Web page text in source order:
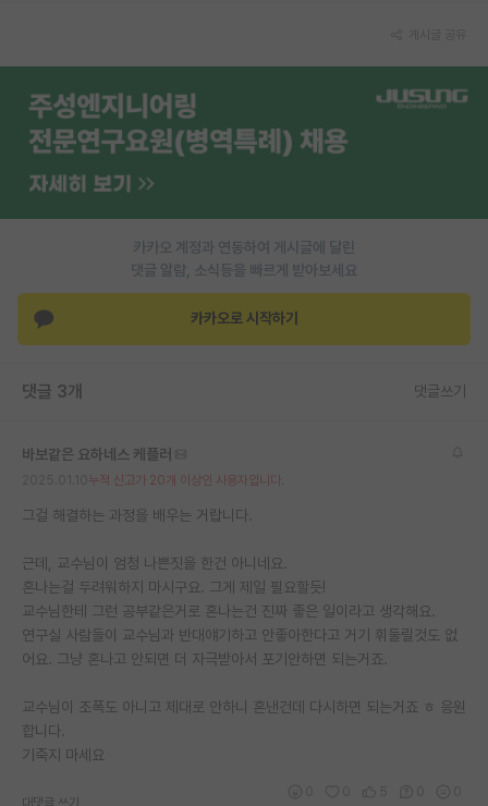
카카오 계정과 연동하여 게시글에 달린
댓글 알람, 소식등을 빠르게 받아보세요
카카오로 시작하기
댓글 3개 댓글쓰기
바보같은 요하네스 케플러
누적 신고가 20개 이상인 사용자입니다.
그걸 해결하는 과정을 배우는 거랍니다.
근데, 교수님이 엄청 나쁜짓을 한건 아니네요.
혼나는걸 두려워하지 마시구요. 그게 제일 필요할듯!
교수님한테 그런 공부같은거로 혼나는건 진짜 좋은 일이라고 생각해요.
연구실 사람들이 교수님과 반대얘기하고 안좋아한다고 거기 휘둘릴것도 없
어요. 그냥 혼나고 안되면 더 자극받아서 포기안하면 되는거죠.
교수님이 조폭도 아니고 제대로 안하니 혼낸건데 다시하면 되는거죠 ㅎ 응원
합니다.
기죽지 마세요
대댓글 쓰기